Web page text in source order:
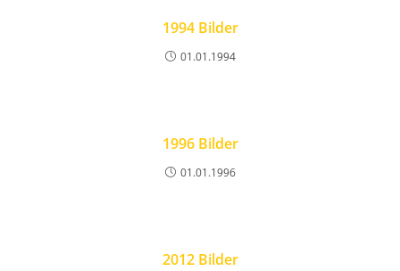
1994 Bilder
01.01.1994
1996 Bilder
01.01.1996
2012 Bilder